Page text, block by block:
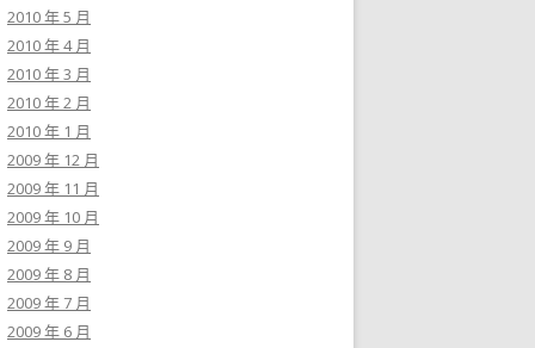
2010 年 5 月
2010 年 4 月
2010 年 3 月
2010 年 2 月
2010 年 1 月
2009 年 12 月
2009 年 11 月
2009 年 10 月
2009 年 9 月
2009 年 8 月
2009 年 7 月
2009 年 6 月